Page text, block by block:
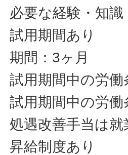
必要な経験・知
試用期間あり
期間：3ヶ月
試用期間中の労働
試用期間中の労
処遇改善手当は
昇給制度あり